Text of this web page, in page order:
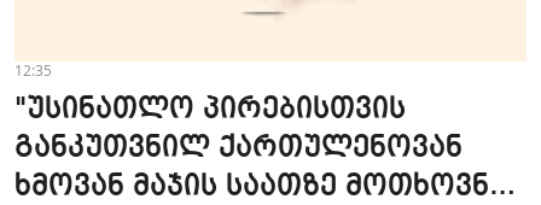
12:35
"უსინათლო პირებისთვის
განკუთვნილ ქართულენოვან
ხმოვან მაჯის საათზე მოთხოვნა